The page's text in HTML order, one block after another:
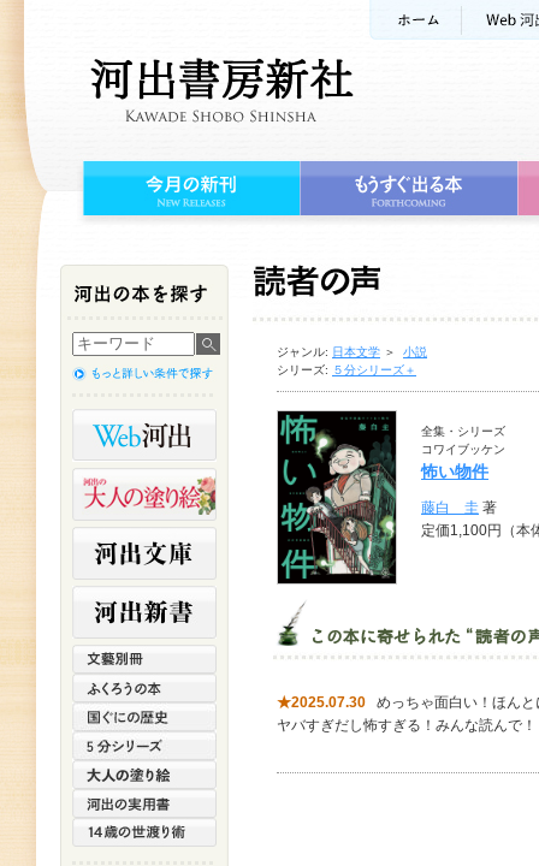
ジャンル: 日本文学 ＞
小説
シリーズ: ５分シリーズ＋
全集・シリーズ
コワイブッケン
怖い物件
藤白 圭 著
定価1,100円（本
★2025.07.30 めっちゃ面白い！ほん
ヤバすぎだし怖すぎる！みんな読んで！